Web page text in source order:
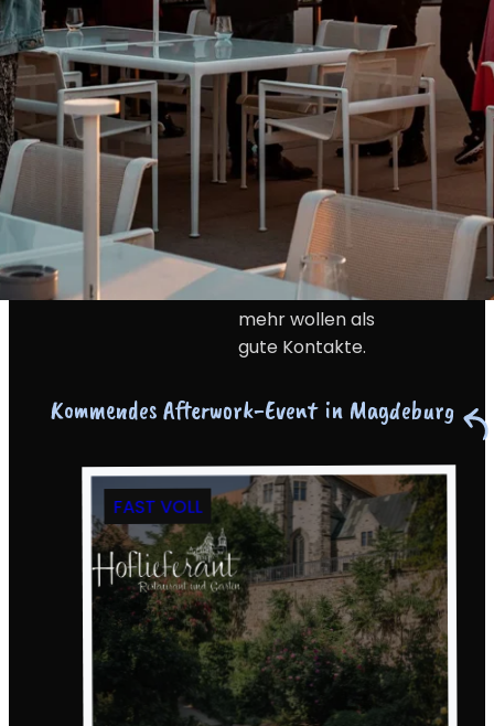
DIE
VERBINDEN,
INSPIRIEREN
UND DICH
NACH VORN
BRINGEN.
Event. Hier triffst
du Menschen, die
gestalten und
vorankommen
wollen. In 13
Städten und mit
über 2.000
Teilnehmenden
pro Monat. Und
der KLUB? Für
alle, die noch
mehr wollen als
gute Kontakte.
Kommendes Afterwork-Event in Magdeburg
FAST VOLL